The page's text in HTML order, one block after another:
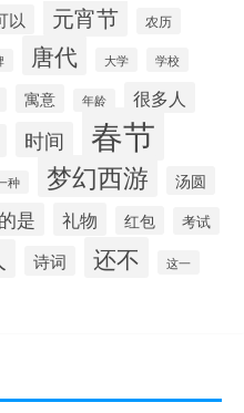
以 元宵节 农历
唐代 大学 学校
寓意 年龄 很多人
时间 春节
种 梦幻西游 汤圆
的是 礼物 红包 考试
诗词 还不 这一